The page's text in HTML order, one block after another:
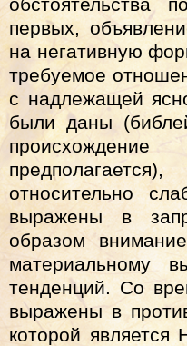
первых,
на негативную
требуемое
с надлежащей
были даны
относительно
выражены в
образом
материальному
тенденций. Со
выражены в
которой является